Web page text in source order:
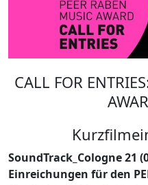
CALL FOR
SoundTrack_Cologne 21
Einreichungen für den